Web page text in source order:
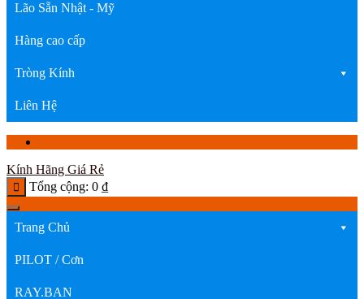
Lão Sẵn Nhật - Mỹ
Hàng cao cấp
Tròng Kính
Liên Hệ
Kính Hãng Giá Rẻ
Tổng cộng: 0 ₫
Trang Chủ
PILOT / Cơn
RAY.BAN